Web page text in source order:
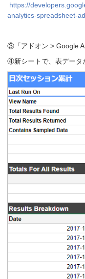
https://
analytics-spreadsheet-
③「アドオン > Google
④新シートで、表データ